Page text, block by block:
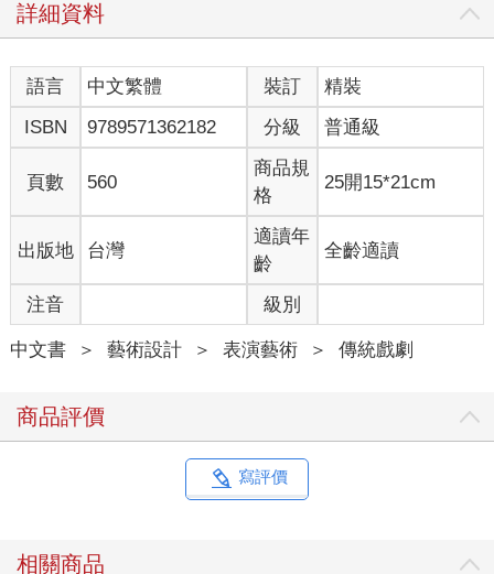
詳細資料
語言 中文繁體 裝訂
精裝
ISBN
9789571362182 分級 普通級
頁數 560
商品規
格
25開15*21cm
出版地 台灣
適讀年
齡
全齡適讀
注音 級別
中文書 ＞ 藝術設計 ＞ 表演藝術 ＞ 傳統戲劇
商品評價
寫評價
相關商品